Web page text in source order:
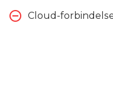
Cloud-